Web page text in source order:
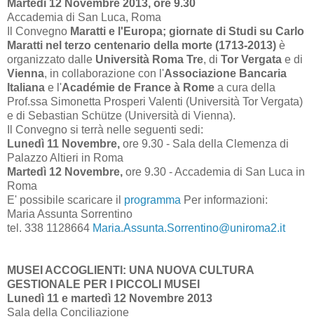
Martedì 12 Novembre 2013, ore 9.30
Accademia di San Luca, Roma
Il Convegno Maratti e l'Europa; giornate di Studi su Carlo
Maratti nel terzo centenario della morte (1713-2013) è
organizzato dalle Università Roma Tre, di Tor Vergata e di
Vienna, in collaborazione con l'Associazione Bancaria
Italiana e l'Académie de France à Rome a cura della
Prof.ssa Simonetta Prosperi Valenti (Università Tor Vergata)
e di Sebastian Schütze (Università di Vienna).
Il Convegno si terrà nelle seguenti sedi:
Lunedì 11 Novembre, ore 9.30 - Sala della Clemenza di
Palazzo Altieri in Roma
Martedì 12 Novembre, ore 9.30 - Accademia di San Luca in
Roma
E' possibile scaricare il programma Per informazioni:
Maria Assunta Sorrentino
tel. 338 1128664 Maria.Assunta.Sorrentino@uniroma2.it
MUSEI ACCOGLIENTI: UNA NUOVA CULTURA
GESTIONALE PER I PICCOLI MUSEI
Lunedì 11 e martedì 12 Novembre 2013
Sala della Conciliazione